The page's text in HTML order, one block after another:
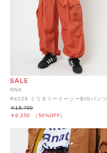
RNA
R4228 ミリタリーイージーBIGパンツ
￥9,350 （50%OFF）
￥18,700